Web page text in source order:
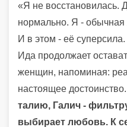
«Я не восстановилась.
нормально. Я -
И в этом - её
Ида продолжает
женщин, напоминая:
настоящее достоинство.
талию, Галич -
выбирает любовь. К